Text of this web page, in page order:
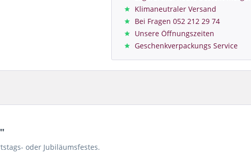
Klimaneutraler Versand
Bei Fragen 052 212 29 74
Unsere Öffnungszeiten
Geschenkverpackungs Service
oder Jubiläumsfestes.